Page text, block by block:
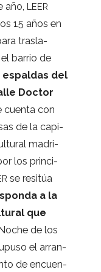
año, LEER
15 años en
tras­la­
barrio de
espal­das del
Doc­tor
cuenta con
de la capi­
madri­
los prin­ci­
se resi­túa
a la
que
de los
el arran­
de encuen­